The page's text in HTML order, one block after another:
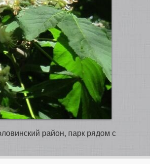
район, парк рядом с